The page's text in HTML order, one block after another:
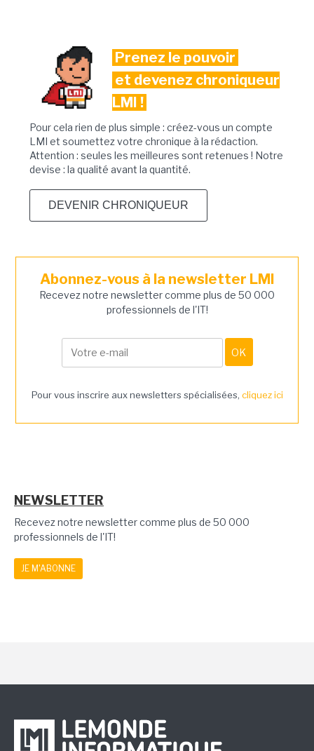
Prenez le pouvoir
et devenez chroniqueur
LMI !
Pour cela rien de plus simple : créez-vous un compte
LMI et soumettez votre chronique à la rédaction.
Attention : seules les meilleures sont retenues ! Notre
devise : la qualité avant la quantité.
DEVENIR CHRONIQUEUR
Abonnez-vous à la newsletter LMI
Recevez notre newsletter comme plus de 50 000
professionnels de l'IT!
Pour vous inscrire aux newsletters spécialisées, cliquez ici
NEWSLETTER
Recevez notre newsletter comme plus de 50 000
professionnels de l'IT!
JE M'ABONNE